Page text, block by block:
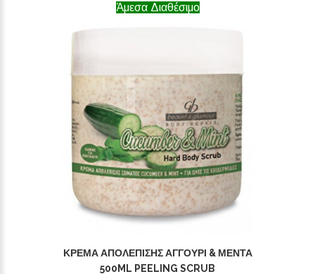
Άμεσα Διαθέσιμο
ΚΡΈΜΑ ΑΠΟΛΈΠΙΣΗΣ ΑΓΓΟΎΡΙ & ΜΈΝΤΑ
500ML PEELING SCRUB